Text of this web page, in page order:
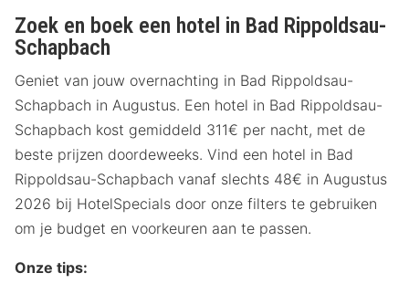
Zoek en boek een hotel in Bad Rippoldsau-
Schapbach
Geniet van jouw overnachting in Bad Rippoldsau-
Schapbach in Augustus. Een hotel in Bad Rippoldsau-
Schapbach kost gemiddeld 311€ per nacht, met de
beste prijzen doordeweeks. Vind een hotel in Bad
Rippoldsau-Schapbach vanaf slechts 48€ in Augustus
2026 bij HotelSpecials door onze filters te gebruiken
om je budget en voorkeuren aan te passen.
Onze tips: